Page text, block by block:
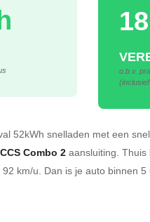
o.b.v.
52kWh snelladen met een
CCS Combo 2 aansluiting. Thuis
km/u. Dan is je auto binnen 5